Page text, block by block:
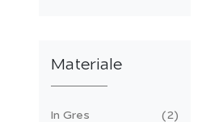
Materiale
In Gres 2